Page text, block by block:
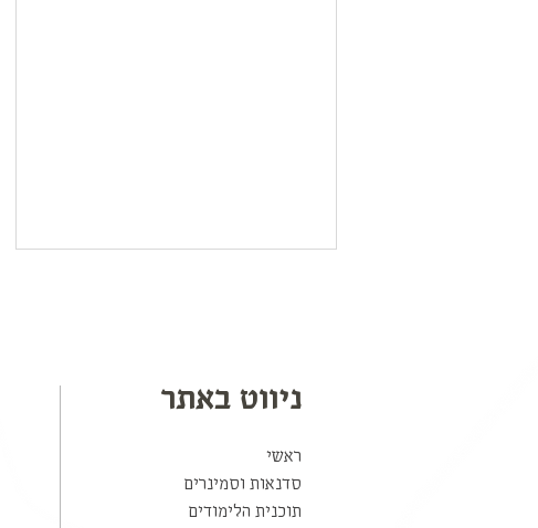
לגדל ילדים באופן בריא וטבעי
ניווט באתר
ראשי
סדנאות וסמינרים
תוכנית הלימודים